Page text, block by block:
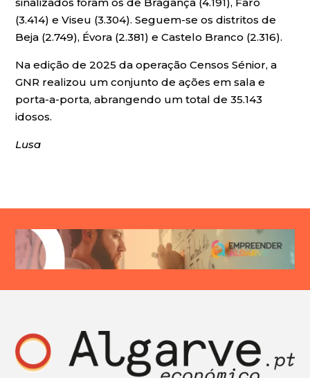
(3.414) e Viseu (3.304). Seguem-se os distritos de
Beja (2.749), Évora (2.381) e Castelo Branco (2.316).
Na edição de 2025 da operação Censos Sénior, a
GNR realizou um conjunto de ações em sala e
porta-a-porta, abrangendo um total de 35.143
idosos.
Lusa